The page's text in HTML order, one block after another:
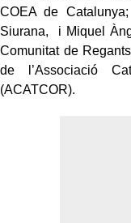
COEA de
Siurana,
i Miquel
Comunitat de
de l’Associació
(ACATCOR).